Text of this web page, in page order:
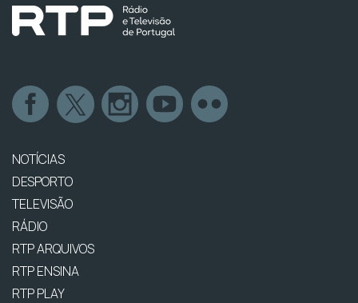
NOTÍCIAS
DESPORTO
TELEVISÃO
RÁDIO
RTP ARQUIVOS
RTP ENSINA
RTP PLAY